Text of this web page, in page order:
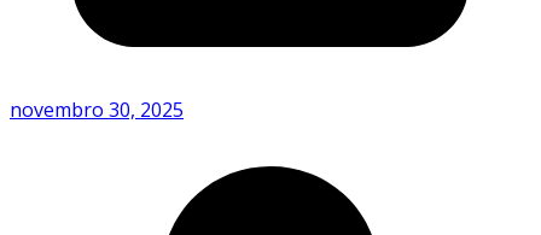
novembro 30, 2025